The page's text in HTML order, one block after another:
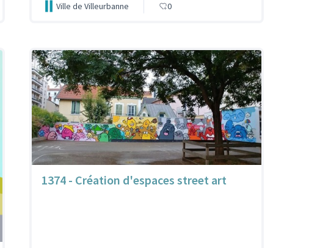
Ville de Villeurbanne 0
1374 - Création d'espaces street art